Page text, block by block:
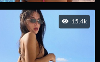
15.4k